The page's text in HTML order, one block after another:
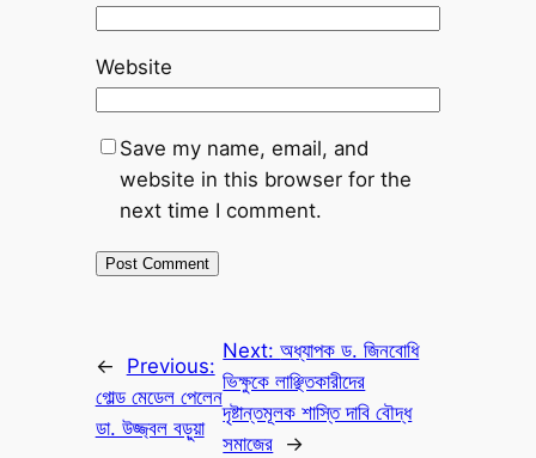
Website
Save my name, email, and
website in this browser for the
next time I comment.
←
Previous:
গোল্ড মেডেল পেলেন
ডা. উজ্জ্বল বড়ুয়া
Next:অধ্যাপক ড. জিনবোধি
ভিক্ষুকে লাঞ্ছিতকারীদের
দৃষ্টান্তমূলক শাস্তি দাবি বৌদ্ধ
সমাজের →